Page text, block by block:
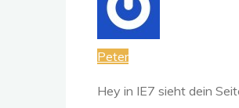
Peter
Hey in IE7 sieht dein